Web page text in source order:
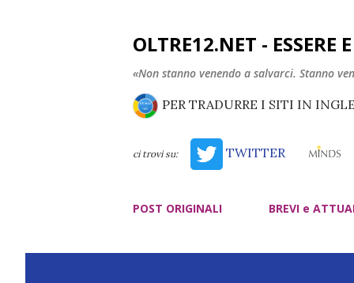
OLTRE12.NET - ESSERE
«Non stanno venendo a salvarci. Stanno
PER TRADURRE I SITI IN
ci trovi su: TWITTER
POST ORIGINALI BREVI e